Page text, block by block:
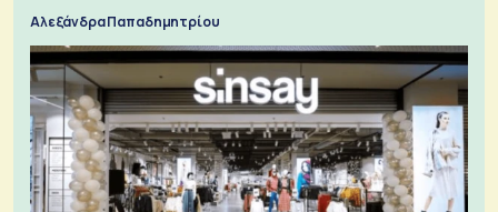
Αλεξάνδρα Παπαδημητρίου